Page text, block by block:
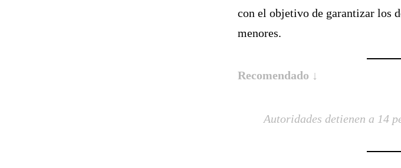
con el objetivo de garantizar los
menores.
Recomendado ↓
Autoridades detienen a 14